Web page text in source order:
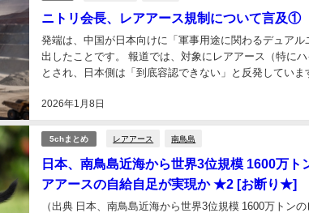
ニトリ会長、レアアース規制について言及①
2026年1月8日
発端は、中国が日本向けに「軍事用途に関わるデュア
出したことです。 報道では、対象にレアアース（特に
とされ、日本側は「到底容認できない」と反発してい
5chまとめ レアアース 南鳥島
日本、南鳥島近海から世界3位規模 1600万
アアースの自給自足が実現か ★2 [お断り★]
（出典 日本、南鳥島近海から世界3位規模 1600万ト